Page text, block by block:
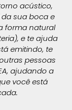
acústico,
sua boca e
forma natural
e te ajuda
emitindo, te
pessoas
ajudando a
você está